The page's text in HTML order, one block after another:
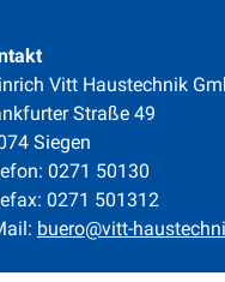
Vitt Haustechnik
Straße 49
Siegen
0271 50130
0271 501312
buero@vitt-